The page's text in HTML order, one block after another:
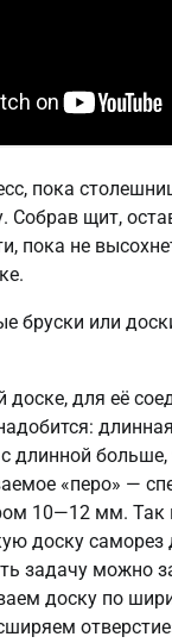
пока
Собрав щит,
пока не
бруски или
для её
длинной
«перо» —
10—12 мм. Так
доску саморез
задачу можно
доску по